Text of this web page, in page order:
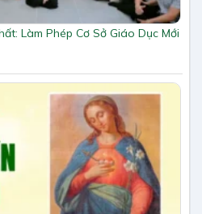
Làm Phép Cơ Sở Giáo Dục Mới